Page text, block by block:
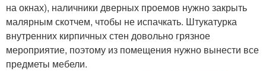
на окнах), наличники дверных проемов нужно закрыть
малярным скотчем, чтобы не испачкать. Штукатурка
внутренних кирпичных стен довольно грязное
мероприятие, поэтому из помещения нужно вынести все
предметы мебели.